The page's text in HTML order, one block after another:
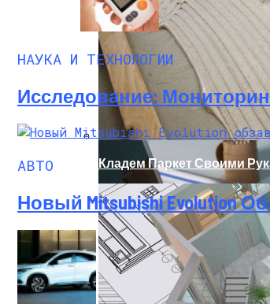
Модель, Подобная
Кладем Паркет Своими
НАУКА И ТЕХНОЛОГИИ
Исследование:
АВТО
Новый Mitsubishi Evolution